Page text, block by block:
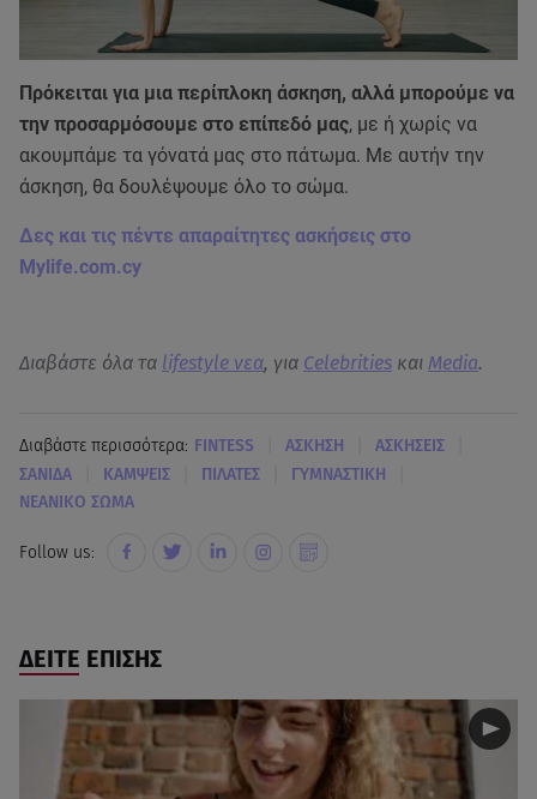
Πρόκειται για μια περίπλοκη άσκηση, αλλά μπορούμε να
την προσαρμόσουμε στο επίπεδό μας, με ή χωρίς να
ακουμπάμε τα γόνατά μας στο πάτωμα. Με αυτήν την
άσκηση, θα δουλέψουμε όλο το σώμα.
Δες και τις πέντε απαραίτητες ασκήσεις στο
Mylife.com.cy
Διαβάστε όλα τα lifestyle νεα, για Celebrities και Media.
Διαβάστε περισσότερα: FINTESS ΑΣΚΗΣΗ ΑΣΚΗΣΕΙΣ
ΣΑΝΙΔΑ ΚΑΜΨΕΙΣ ΠΙΛΑΤΕΣ ΓΥΜΝΑΣΤΙΚΗ
ΝΕΑΝΙΚΟ ΣΩΜΑ
Follow us:
ΔΕΙΤΕ ΕΠΙΣΗΣ